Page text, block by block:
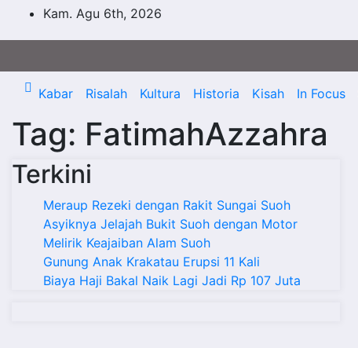
Kam. Agu 6th, 2026
Kabar Risalah Kultura Historia Kisah In Focus
Tag: FatimahAzzahra
Terkini
Meraup Rezeki dengan Rakit Sungai Suoh
Asyiknya Jelajah Bukit Suoh dengan Motor
Melirik Keajaiban Alam Suoh
Gunung Anak Krakatau Erupsi 11 Kali
Biaya Haji Bakal Naik Lagi Jadi Rp 107 Juta